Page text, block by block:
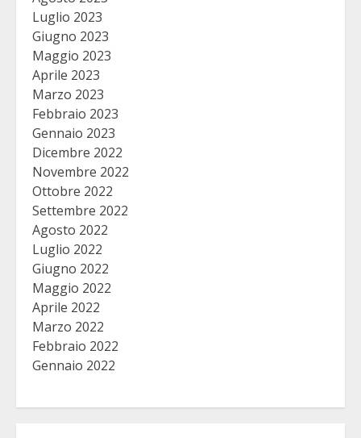
Luglio 2023
Giugno 2023
Maggio 2023
Aprile 2023
Marzo 2023
Febbraio 2023
Gennaio 2023
Dicembre 2022
Novembre 2022
Ottobre 2022
Settembre 2022
Agosto 2022
Luglio 2022
Giugno 2022
Maggio 2022
Aprile 2022
Marzo 2022
Febbraio 2022
Gennaio 2022